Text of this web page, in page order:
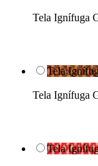
Tela Ignífuga
Tela
Tela Ignífuga
Tela